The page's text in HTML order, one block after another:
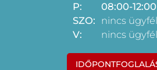
P:
08:00-
SZO: nincs
V:
nincs